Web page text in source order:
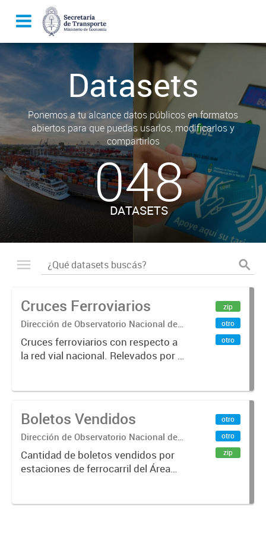
Datasets
Ponemos a tu alcance datos públicos en formatos
abiertos para que puedas usarlos, modificarlos y
compartirlos
048
DATASETS
Cruces Ferroviarios
Dirección de Observatorio Nacional de
Transporte
Cruces ferroviarios con respecto a
la red vial nacional. Relevados por la
zip
otro
otro
Boletos Vendidos
Dirección de Observatorio Nacional de
Transporte
Cantidad de boletos vendidos por
estaciones de ferrocarril del Área
Fuente: Sig Planificación. Año
otro
otro
zip